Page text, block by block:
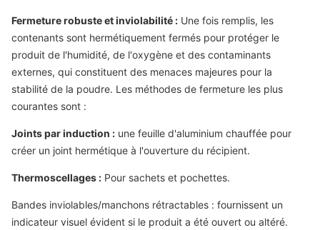
Fermeture robuste et inviolabilité : Une fois remplis, les
contenants sont hermétiquement fermés pour protéger le
produit de l'humidité, de l'oxygène et des contaminants
externes, qui constituent des menaces majeures pour la
stabilité de la poudre. Les méthodes de fermeture les plus
courantes sont :
Joints par induction : une feuille d'aluminium chauffée pour
créer un joint hermétique à l'ouverture du récipient.
Thermoscellages : Pour sachets et pochettes.
Bandes inviolables/manchons rétractables : fournissent un
indicateur visuel évident si le produit a été ouvert ou altéré.